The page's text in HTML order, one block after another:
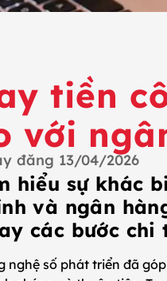
tiền
với
đăng 13/04/2026
hiểu sự khác
và ngân
các bước chi
nghệ số phát triển đã